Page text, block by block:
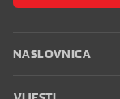
NASLOVNICA